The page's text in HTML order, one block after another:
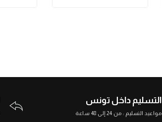
التسليم داخل تونس
مواعيد التسليم : من 24 إلى 48 ساعة